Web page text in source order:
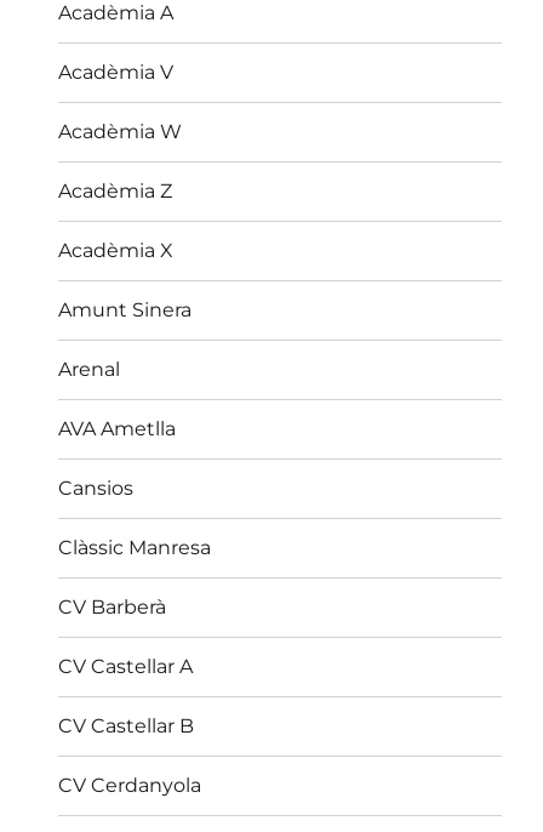
Acadèmia A
Acadèmia V
Acadèmia W
Acadèmia Z
Acadèmia X
Amunt Sinera
Arenal
AVA Ametlla
Cansios
Clàssic Manresa
CV Barberà
CV Castellar A
CV Castellar B
CV Cerdanyola